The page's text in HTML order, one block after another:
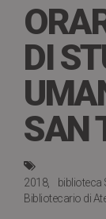
DI
SAN
2018
Bibliotecario di